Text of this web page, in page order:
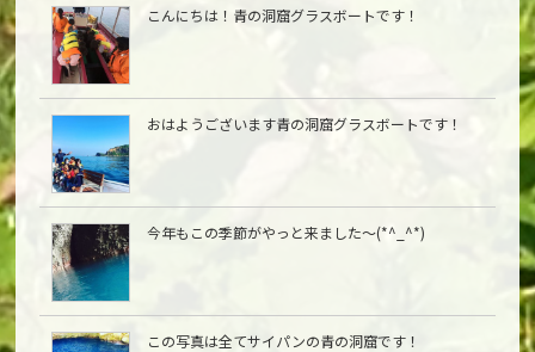
こんにちは︎！青の洞窟グラスボートです！
おはようございます青の洞窟グラスボートです！
今年もこの季節がやっと来ました〜(*^_^*)
この写真は全てサイパンの青の洞窟です！